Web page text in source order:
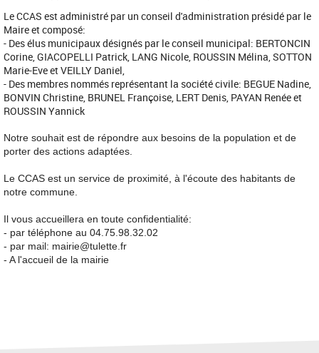
Le CCAS est administré par un conseil d'administration présidé par le
Maire et composé:
- Des élus municipaux désignés par le conseil municipal: BERTONCIN
Corine, GIACOPELLI Patrick, LANG Nicole, ROUSSIN Mélina, SOTTON
Marie-Eve et VEILLY Daniel,
- Des membres nommés représentant la société civile: BEGUE Nadine,
BONVIN Christine, BRUNEL Françoise, LERT Denis, PAYAN Renée et
ROUSSIN Yannick
Notre souhait est de répondre aux besoins de la population et de
porter des actions adaptées.
Le CCAS est un service de proximité, à l'écoute des habitants de
notre commune.
Il vous accueillera en toute confidentialité:
- par téléphone au 04.75.98.32.02
- par mail: mairie@tulette.fr
- A l'accueil de la mairie